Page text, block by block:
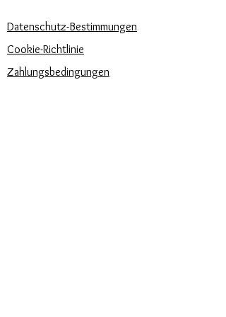
Datenschutz-Bestimmungen
Cookie-Richtlinie
Zahlungsbedingungen